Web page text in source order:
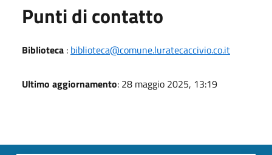
Punti di contatto
Biblioteca : biblioteca@comune.luratecaccivio.co.it
Ultimo aggiornamento: 28 maggio 2025, 13:19